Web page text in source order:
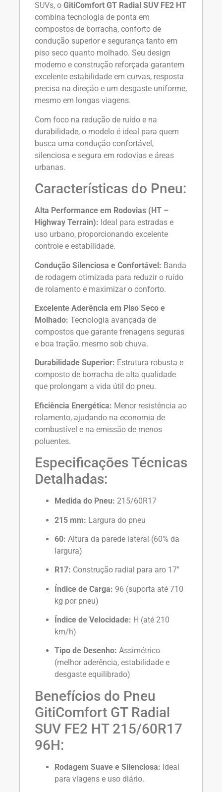
SUVs, o GitiComfort GT Radial SUV FE2 HT
combina tecnologia de ponta em
compostos de borracha, conforto de
condução superior e segurança tanto em
piso seco quanto molhado. Seu design
moderno e construção reforçada garantem
excelente estabilidade em curvas, resposta
precisa na direção e um desgaste uniforme,
mesmo em longas viagens.
Com foco na redução de ruído e na
durabilidade, o modelo é ideal para quem
busca uma condução confortável,
silenciosa e segura em rodovias e áreas
urbanas.
Características do Pneu:
Alta Performance em Rodovias (HT –
Highway Terrain): Ideal para estradas e
uso urbano, proporcionando excelente
controle e estabilidade.
Condução Silenciosa e Confortável: Banda
de rodagem otimizada para reduzir o ruído
de rolamento e maximizar o conforto.
Excelente Aderência em Piso Seco e
Molhado: Tecnologia avançada de
compostos que garante frenagens seguras
e boa tração, mesmo sob chuva.
Durabilidade Superior: Estrutura robusta e
composto de borracha de alta qualidade
que prolongam a vida útil do pneu.
Eficiência Energética: Menor resistência ao
rolamento, ajudando na economia de
combustível e na emissão de menos
poluentes.
Especificações Técnicas
Detalhadas:
Medida do Pneu: 215/60R17
215 mm: Largura do pneu
60: Altura da parede lateral (60% da
largura)
R17: Construção radial para aro 17″
Índice de Carga: 96 (suporta até 710
kg por pneu)
Índice de Velocidade: H (até 210
km/h)
Tipo de Desenho: Assimétrico
(melhor aderência, estabilidade e
desgaste equilibrado)
Benefícios do Pneu
GitiComfort GT Radial
SUV FE2 HT 215/60R17
96H:
Rodagem Suave e Silenciosa: Ideal
para viagens e uso diário.